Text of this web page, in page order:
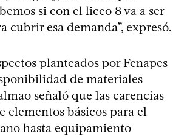
si con el liceo 8 va a ser
cubrir esa demanda”, expresó.
planteados por Fenapes
de materiales
señaló que las carencias
elementos básicos para el
hasta equipamiento